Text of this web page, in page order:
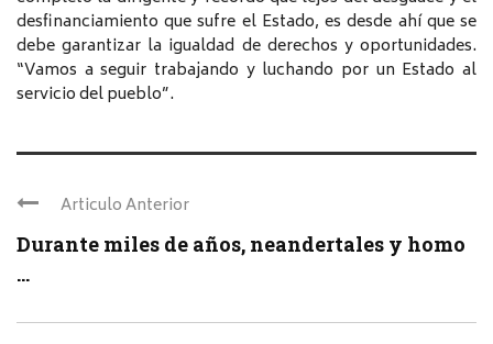
desfinanciamiento que sufre el Estado, es desde ahí que se
debe garantizar la igualdad de derechos y oportunidades.
“Vamos a seguir trabajando y luchando por un Estado al
servicio del pueblo”.
Articulo Anterior
Durante miles de años, neandertales y homo
...